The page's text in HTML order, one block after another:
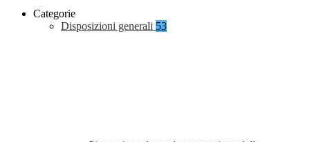
Categorie
Disposizioni generali 53